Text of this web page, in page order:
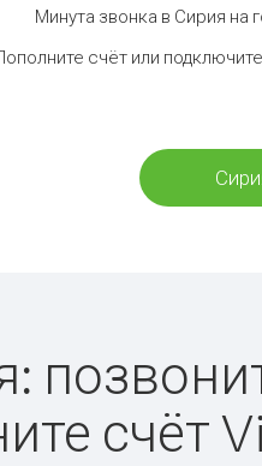
Минута звонка в Сирия на
счёт или
счёт